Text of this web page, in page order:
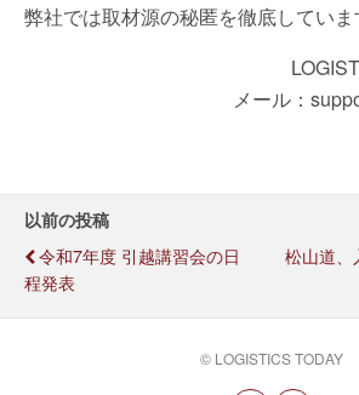
弊社では取材源の秘匿を徹底していま
メール：
以前の投稿
令和7年度 引越講習会の日
程発表
松山道
© LOGISTICS TODAY